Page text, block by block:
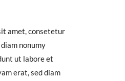
amet, consetetur
nonumy
ut labore et
erat, sed diam